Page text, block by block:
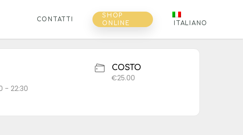
CONTATTI
SHOP
ONLINE
ITALIANO
- 22:30
COSTO
€25.00